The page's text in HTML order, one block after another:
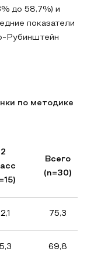
до 58,7%) и
показатели
Рубинштейн
по методике
2
Всего
(n=30)
75,3
69,8